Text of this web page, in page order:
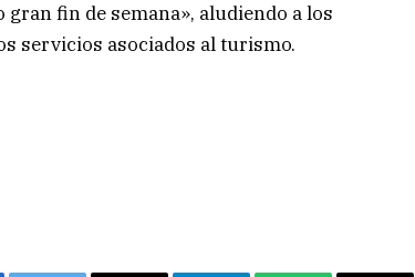
fin de semana», aludiendo a los
servicios asociados al turismo.